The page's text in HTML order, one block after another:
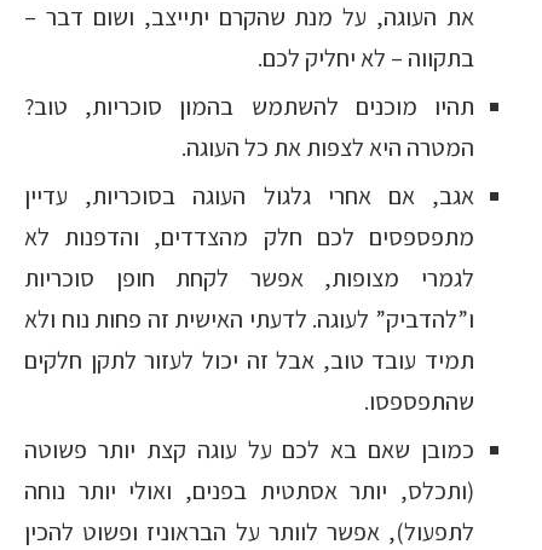
את העוגה, על מנת שהקרם יתייצב, ושום דבר –
בתקווה – לא יחליק לכם.
תהיו מוכנים להשתמש בהמון סוכריות, טוב?
המטרה היא לצפות את כל העוגה.
אגב, אם אחרי גלגול העוגה בסוכריות, עדיין
מתפספסים לכם חלק מהצדדים, והדפנות לא
לגמרי מצופות, אפשר לקחת חופן סוכריות
ו”להדביק” לעוגה. לדעתי האישית זה פחות נוח ולא
תמיד עובד טוב, אבל זה יכול לעזור לתקן חלקים
שהתפספסו.
כמובן שאם בא לכם על עוגה קצת יותר פשוטה
(ותכלס, יותר אסתטית בפנים, ואולי יותר נוחה
לתפעול), אפשר לוותר על הבראוניז ופשוט להכין